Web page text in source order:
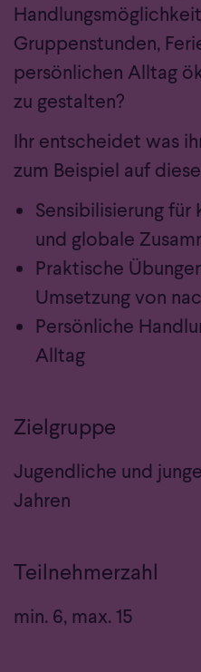
Gruppenstunden,
persönlichen Alltag
zu gestalten?
Ihr entscheidet was
zum Beispiel auf
Sensibilisierung
und globale
Praktische
Umsetzung von
Persönliche
Alltag
Zielgruppe
Jugendliche und
Jahren
Teilnehmerzahl
min. 6, max. 15